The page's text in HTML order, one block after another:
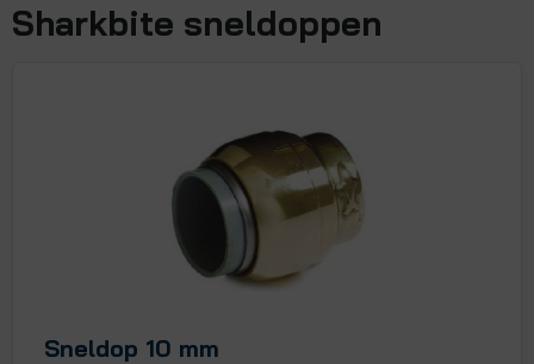
Sharkbite sneldoppen
Sneldop 10 mm